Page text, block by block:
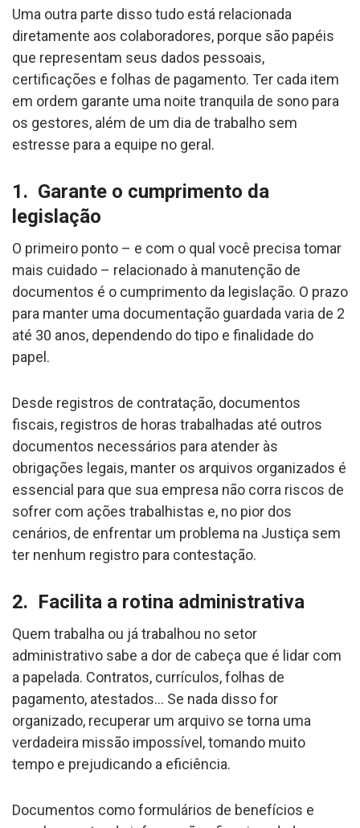
Uma outra parte disso tudo está relacionada
diretamente aos colaboradores, porque são papéis
que representam seus dados pessoais,
certificações e folhas de pagamento. Ter cada item
em ordem garante uma noite tranquila de sono para
os gestores, além de um dia de trabalho sem
estresse para a equipe no geral.
1. Garante o cumprimento da
legislação
O primeiro ponto – e com o qual você precisa tomar
mais cuidado – relacionado à manutenção de
documentos é o cumprimento da legislação. O prazo
para manter uma documentação guardada varia de 2
até 30 anos, dependendo do tipo e finalidade do
papel.
Desde registros de contratação, documentos
fiscais, registros de horas trabalhadas até outros
documentos necessários para atender às
obrigações legais, manter os arquivos organizados é
essencial para que sua empresa não corra riscos de
sofrer com ações trabalhistas e, no pior dos
cenários, de enfrentar um problema na Justiça sem
ter nenhum registro para contestação.
2. Facilita a rotina administrativa
Quem trabalha ou já trabalhou no setor
administrativo sabe a dor de cabeça que é lidar com
a papelada. Contratos, currículos, folhas de
pagamento, atestados… Se nada disso for
organizado, recuperar um arquivo se torna uma
verdadeira missão impossível, tomando muito
tempo e prejudicando a eficiência.
Documentos como formulários de benefícios e